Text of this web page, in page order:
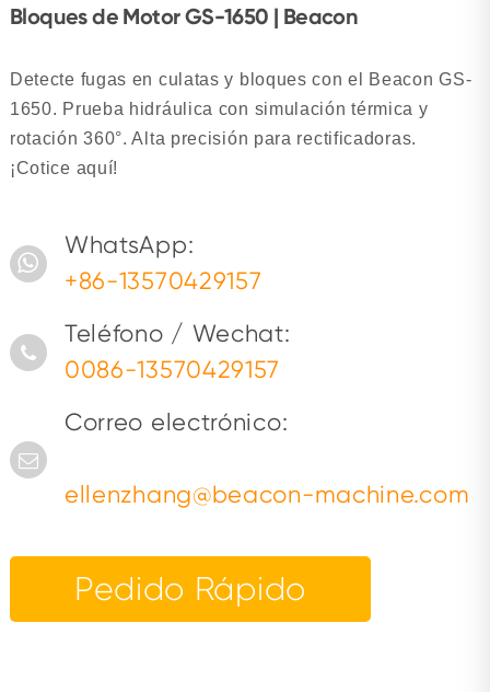
Bloques de Motor GS-1650 | Beacon
Detecte fugas en culatas y bloques con el Beacon GS-
1650. Prueba hidráulica con simulación térmica y
rotación 360°. Alta precisión para rectificadoras.
¡Cotice aquí!
WhatsApp:
+86-13570429157
Teléfono / Wechat:
0086-13570429157
Correo electrónico:
ellenzhang@beacon-machine.com
Pedido Rápido